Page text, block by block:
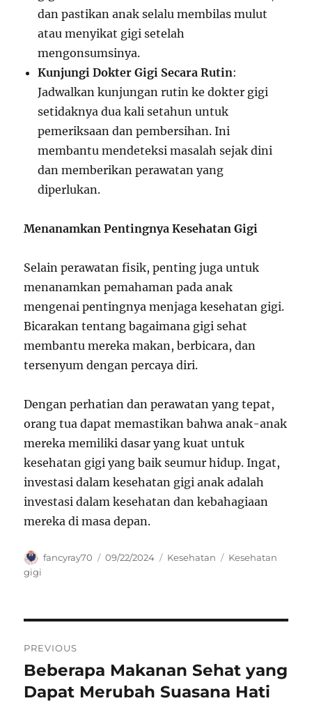
dan pastikan anak selalu membilas mulut
atau menyikat gigi setelah
mengonsumsinya.
Kunjungi Dokter Gigi Secara Rutin:
Jadwalkan kunjungan rutin ke dokter gigi
setidaknya dua kali setahun untuk
pemeriksaan dan pembersihan. Ini
membantu mendeteksi masalah sejak dini
dan memberikan perawatan yang
diperlukan.
Menanamkan Pentingnya Kesehatan Gigi
Selain perawatan fisik, penting juga untuk
menanamkan pemahaman pada anak
mengenai pentingnya menjaga kesehatan gigi.
Bicarakan tentang bagaimana gigi sehat
membantu mereka makan, berbicara, dan
tersenyum dengan percaya diri.
Dengan perhatian dan perawatan yang tepat,
orang tua dapat memastikan bahwa anak-anak
mereka memiliki dasar yang kuat untuk
kesehatan gigi yang baik seumur hidup. Ingat,
investasi dalam kesehatan gigi anak adalah
investasi dalam kesehatan dan kebahagiaan
mereka di masa depan.
Author
fancyray70
Posted
09/22/2024 Categories
Kesehatan Tags
Kesehatan
gigi
pos
PREVIOUS
Previous
post:
Beberapa Makanan Sehat yang
Dapat Merubah Suasana Hati